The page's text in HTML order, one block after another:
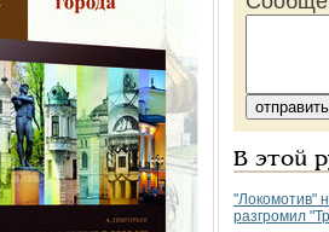
В этой
"Локомотив"
разгромил